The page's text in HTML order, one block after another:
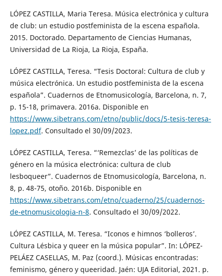
LÓPEZ CASTILLA, Maria Teresa. Música electrónica y cultura
de club: un estudio postfeminista de la escena española.
2015. Doctorado. Departamento de Ciencias Humanas,
Universidad de La Rioja, La Rioja, España.
LÓPEZ CASTILLA, Teresa. “Tesis Doctoral: Cultura de club y
música electrónica. Un estudio postfeminista de la escena
española”. Cuadernos de Etnomusicología, Barcelona, n. 7,
p. 15-18, primavera. 2016a. Disponible en
https://www.sibetrans.com/etno/public/docs/5-tesis-teresa-
lopez.pdf. Consultado el 30/09/2023.
LÓPEZ CASTILLA, Teresa. “‘Remezclas’ de las políticas de
género en la música electrónica: cultura de club
lesboqueer”. Cuadernos de Etnomusicología, Barcelona, n.
8, p. 48-75, otoño. 2016b. Disponible en
https://www.sibetrans.com/etno/cuaderno/25/cuadernos-
de-etnomusicologia-n-8. Consultado el 30/09/2022.
LÓPEZ CASTILLA, M. Teresa. “Iconos e himnos ‘bolleros’.
Cultura Lésbica y queer en la música popular”. In: LÓPEZ-
PELÁEZ CASELLAS, M. Paz (coord.). Músicas encontradas:
feminismo, género y queeridad. Jaén: UJA Editorial, 2021. p.